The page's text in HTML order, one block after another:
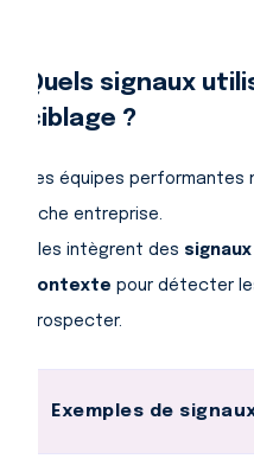
Quels signaux
ciblage ?
Les équipes
fiche entreprise.
Elles intègrent des
contexte pour détecter
prospecter.
Exemples de